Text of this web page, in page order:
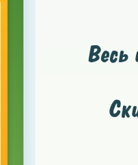
Весь